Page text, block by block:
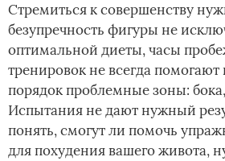
Стремиться к совершенству
безупречность фигуры не
оптимальной диеты, часы
тренировок не всегда помогают
порядок проблемные зоны:
Испытания не дают нужный
понять, смогут ли помочь
для похудения вашего живота,